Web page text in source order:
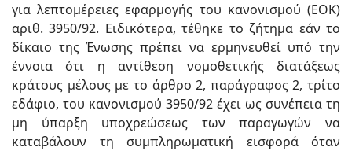
για λεπτομέρειες εφαρμογής του κανονισμού (ΕΟΚ)
αριθ. 3950/92. Ειδικότερα, τέθηκε το ζήτημα εάν το
δίκαιο της Ένωσης πρέπει να ερμηνευθεί υπό την
έννοια ότι η αντίθεση νομοθετικής διατάξεως
κράτους μέλους με το άρθρο 2, παράγραφος 2, τρίτο
εδάφιο, του κανονισμού 3950/92 έχει ως συνέπεια τη
μη ύπαρξη υποχρεώσεως των παραγωγών να
καταβάλουν τη συμπληρωματική εισφορά όταν